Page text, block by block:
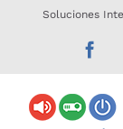
SaltarSoluciones